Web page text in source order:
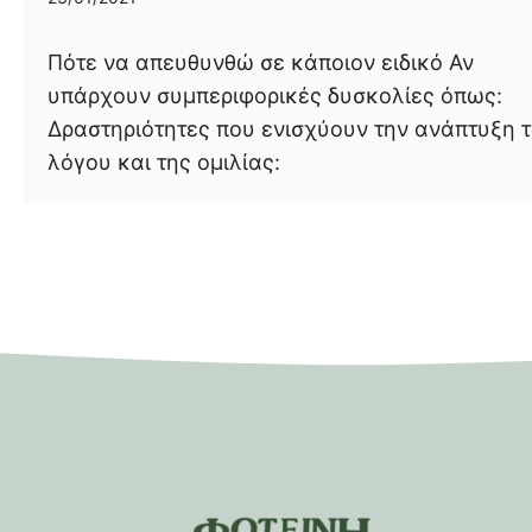
Πότε να απευθυνθώ σε κάποιον ειδικό Αν
υπάρχουν συμπεριφορικές δυσκολίες όπως:
Δραστηριότητες που ενισχύουν την ανάπτυξη
λόγου και της ομιλίας: